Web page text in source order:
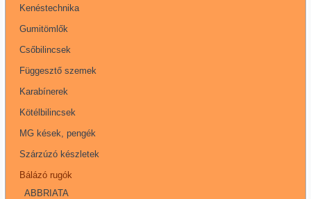
Kenéstechnika
Gumitömlők
Csőbilincsek
Függesztő szemek
Karabínerek
Kötélbilincsek
MG kések, pengék
Szárzúzó készletek
Bálázó rugók
ABBRIATA